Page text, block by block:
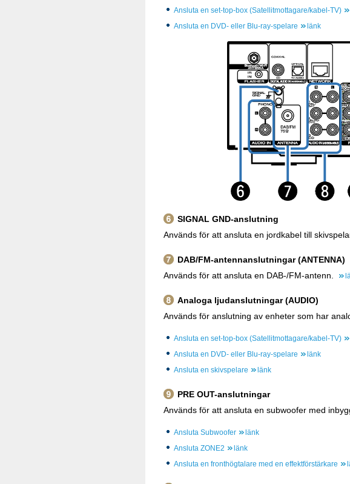
Ansluta en set-top-box (Satellitmottagare/kabel-TV)
Ansluta en DVD- eller Blu-ray-spelare
länk
SIGNAL GND-anslutning
Används för att ansluta en jordkabel till
DAB/FM-antennanslutningar (ANTENNA)
Används för att ansluta en DAB-/FM-antenn.
Analoga ljudanslutningar (AUDIO)
Används för anslutning av enheter som har
Ansluta en set-top-box (Satellitmottagare/kabel-TV)
Ansluta en DVD- eller Blu-ray-spelare
länk
Ansluta en skivspelare
länk
PRE OUT-anslutningar
Används för att ansluta en subwoofer med
Ansluta Subwoofer
länk
Ansluta ZONE2
länk
Ansluta en fronthögtalare med en effektförstärkare